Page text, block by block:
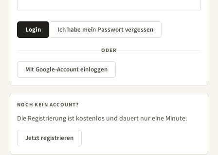
ODER
Mit Google-Account einloggen
NOCH KEIN ACCOUNT?
Die Registrierung ist kostenlos und dauert nur eine Minute.
Jetzt registrieren